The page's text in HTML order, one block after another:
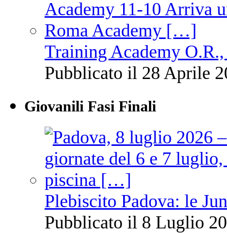
Training Academy
Pubblicato il 28 Aprile
Giovanili Fasi Finali
Plebiscito Padova: le
Pubblicato il 8 Luglio